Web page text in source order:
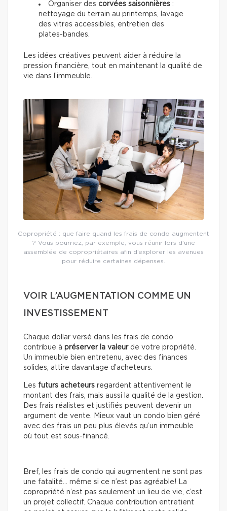
Organiser des corvées saisonnières :
nettoyage du terrain au printemps, lavage
des vitres accessibles, entretien des
plates-bandes.
Les idées créatives peuvent aider à réduire la
pression financière, tout en maintenant la qualité de
vie dans l’immeuble.
Copropriété : que faire quand les frais de condo augmentent
? Vous pourriez, par exemple, vous réunir lors d’une
assemblée de copropriétaires afin d’explorer les avenues
pour réduire certaines dépenses.
VOIR L’AUGMENTATION COMME UN
INVESTISSEMENT
Chaque dollar versé dans les frais de condo
contribue à préserver la valeurde votre propriété.
Un immeuble bien entretenu, avec des finances
solides, attire davantage d’acheteurs.
Les futurs acheteurs regardent attentivement le
montant des frais, mais aussi la qualité de la gestion.
Des frais réalistes et justifiés peuvent devenir un
argument de vente. Mieux vaut un condo bien géré
avec des frais un peu plus élevés qu’un immeuble
où tout est sous-financé.
Bref, les frais de condo qui augmentent ne sont pas
une fatalité… même si ce n’est pas agréable! La
copropriété n’est pas seulement un lieu de vie, c’est
un projet collectif. Chaque contribution entretient